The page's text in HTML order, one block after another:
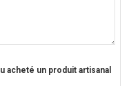
acheté un produit artisanal